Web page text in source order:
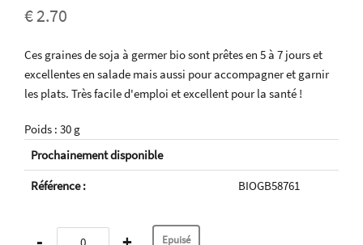
€ 2.70
Ces graines de soja à germer bio sont prêtes en 5 à 7 jours et
excellentes en salade mais aussi pour accompagner et garnir
les plats. Très facile d'emploi et excellent pour la santé !
Poids : 30 g
Prochainement disponible
Référence :
BIOGB58761